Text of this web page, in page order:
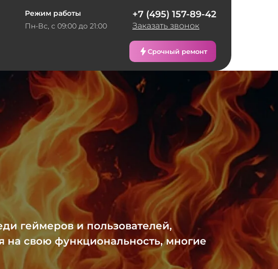
Режим работы
Пн-Вс, с 09:00 до 21:00
+7 (495) 157-89-42
Заказать звонок
Срочный ремонт
геймеров и пользователей,
свою функциональность, многие